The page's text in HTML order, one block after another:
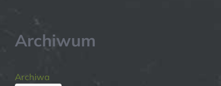
Archiwum
Archiwa